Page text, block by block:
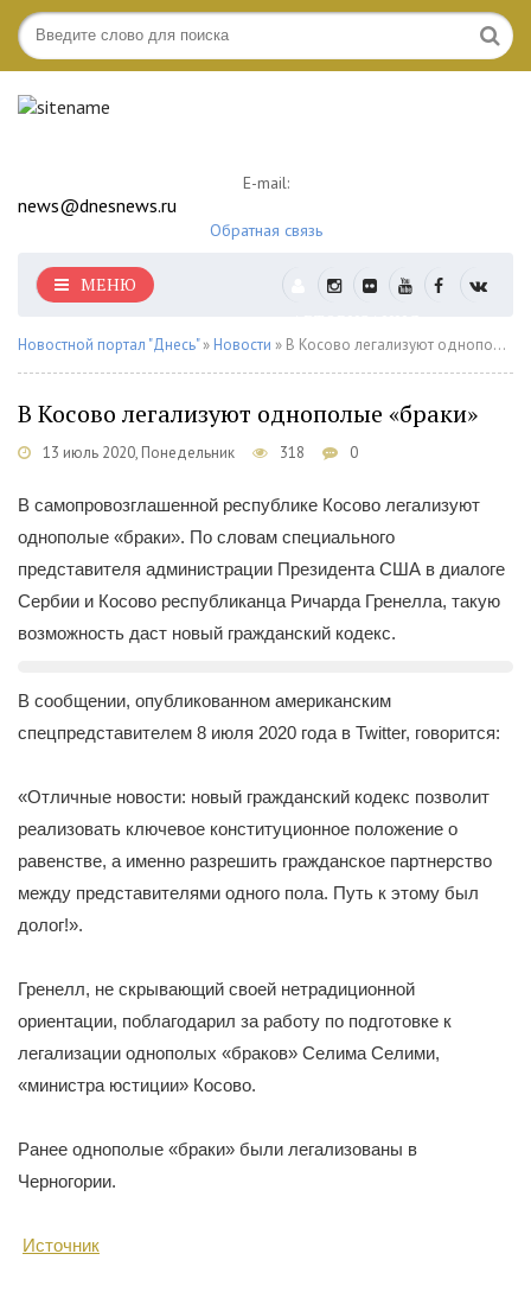
E-mail:
news@dnesnews.ru
Обратная связь
МЕНЮ
Новостной портал "Днесь"» Новости » В Косово легализуют однополые «браки»
В Косово легализуют однополые «браки»
13 июль 2020, Понедельник 318 0
В самопровозглашенной республике Косово легализуют
однополые «браки». По словам специального
представителя администрации Президента США в диалоге
Сербии и Косово республиканца Ричарда Гренелла, такую
возможность даст новый гражданский кодекс.
В сообщении, опубликованном американским
спецпредставителем 8 июля 2020 года в Twitter, говорится:
«Отличные новости: новый гражданский кодекс позволит
реализовать ключевое конституционное положение о
равенстве, а именно разрешить гражданское партнерство
между представителями одного пола. Путь к этому был
долог!».
Гренелл, не скрывающий своей нетрадиционной
ориентации, поблагодарил за работу по подготовке к
легализации однополых «браков» Селима Селими,
«министра юстиции» Косово.
Ранее однополые «браки» были легализованы в
Черногории.
Источник